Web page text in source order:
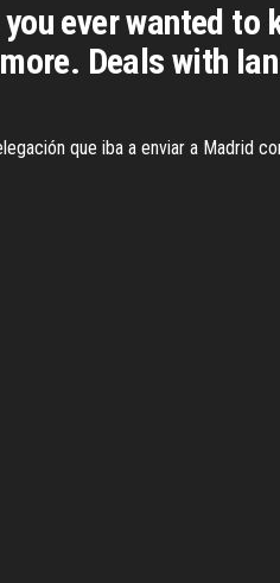
ever wanted to
Deals with
que iba a enviar a Madrid